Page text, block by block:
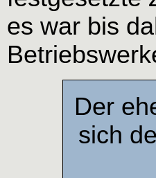
es war bis
Der
sich